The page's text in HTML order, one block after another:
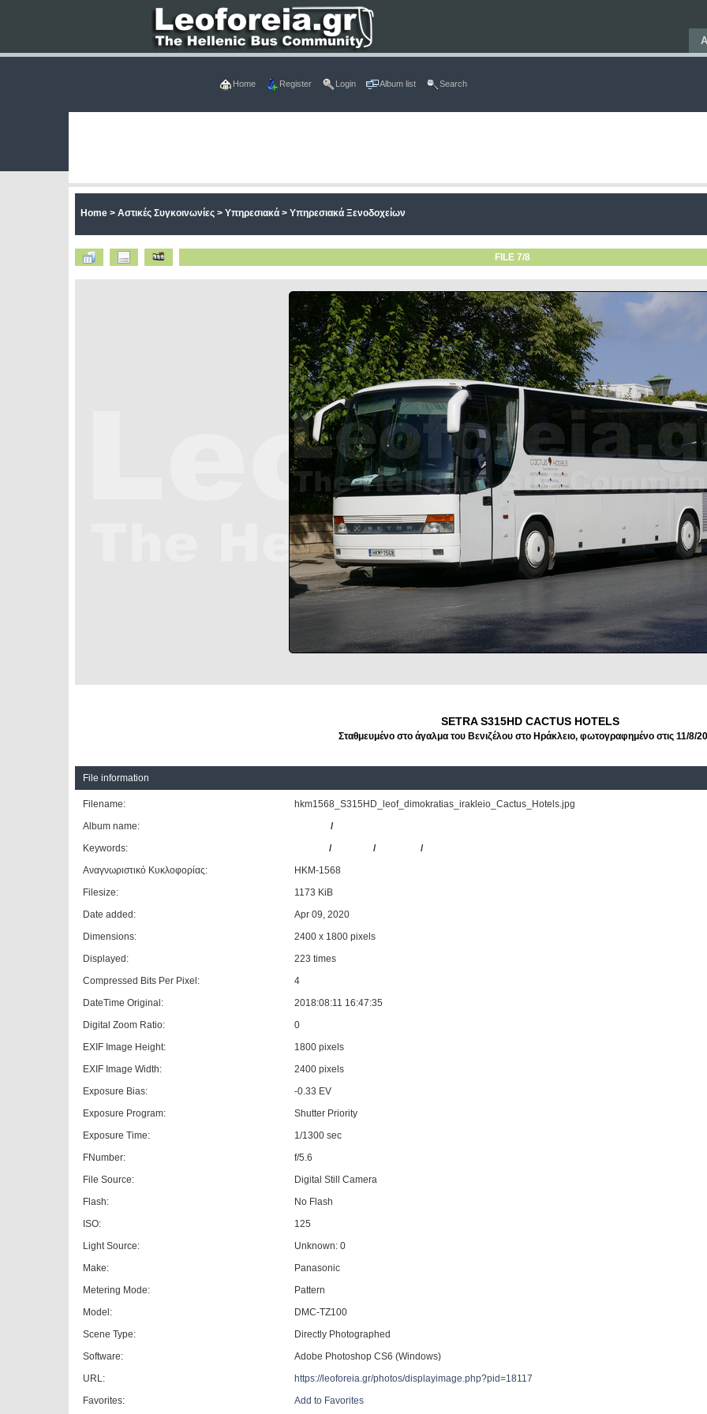
Home Register Login Album list Search
Home >Αστικές Συγκοινωνίες >Υπηρεσιακά >Υπηρεσιακά Ξενοδοχείων
FILE 7/8
SETRA S315HD CACTUS HOTELS
Σταθμευμένο στο άγαλμα του Βενιζέλου στο Ηράκλειο, φωτογραφημένο στις 11/8/
File information
Filename:
hkm1568_S315HD_leof_dimokratias_irakleio_Cactus_Hotels.jpg
Album name:
/
Keywords:
/ / /
Αναγνωριστικό Κυκλοφορίας:
ΗΚΜ-1568
Filesize:
1173 KiB
Date added:
Apr 09, 2020
Dimensions:
2400 x 1800 pixels
Displayed:
223 times
Compressed Bits Per Pixel:
4
DateTime Original:
2018:08:11 16:47:35
Digital Zoom Ratio:
0
EXIF Image Height:
1800 pixels
EXIF Image Width:
2400 pixels
Exposure Bias:
-0.33 EV
Exposure Program:
Shutter Priority
Exposure Time:
1/1300 sec
FNumber:
f/5.6
File Source:
Digital Still Camera
Flash:
No Flash
ISO:
125
Light Source:
Unknown: 0
Make:
Panasonic
Metering Mode:
Pattern
Model:
DMC-TZ100
Scene Type:
Directly Photographed
Software:
Adobe Photoshop CS6 (Windows)
URL:
https://leoforeia.gr/photos/displayimage.php?pid=18117
Favorites:
Add to Favorites